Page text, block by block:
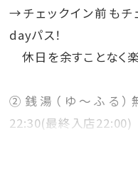
→チェックイン前もチ
dayパス！
休日を余すことなく
②銭湯（ゆ～ふる
22:30(最終入店22:00)
っておりますが、工